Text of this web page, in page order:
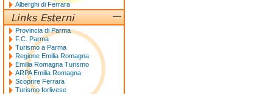
Alberghi di Ferrara
Provincia di Parma
F.C. Parma
Turismo a Parma
Regione Emilia Romagna
Emilia Romagna Turismo
ARPA Emilia Romagna
Scoprire Ferrara
Turismo forlivese